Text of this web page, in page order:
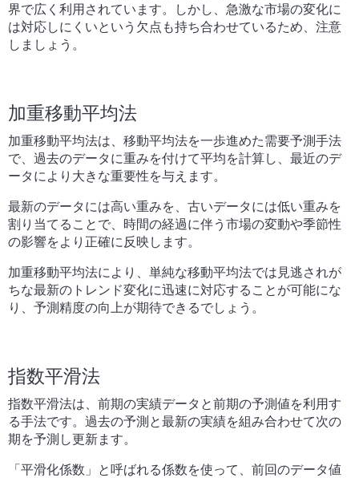
界で広く利用されています。しかし、急激な市場の変化に
は対応しにくいという欠点も持ち合わせているため、注意
しましょう。
加重移動平均法
加重移動平均法は、移動平均法を一歩進めた需要予測手法
で、過去のデータに重みを付けて平均を計算し、最近のデ
ータにより大きな重要性を与えます。
最新のデータには高い重みを、古いデータには低い重みを
割り当てることで、時間の経過に伴う市場の変動や季節性
の影響をより正確に反映します。
加重移動平均法により、単純な移動平均法では見逃されが
ちな最新のトレンド変化に迅速に対応することが可能にな
り、予測精度の向上が期待できるでしょう。
指数平滑法
指数平滑法は、前期の実績データと前期の予測値を利用す
る手法です。過去の予測と最新の実績を組み合わせて次の
期を予測し更新ます。
「平滑化係数」と呼ばれる係数を使って、前回のデータ値